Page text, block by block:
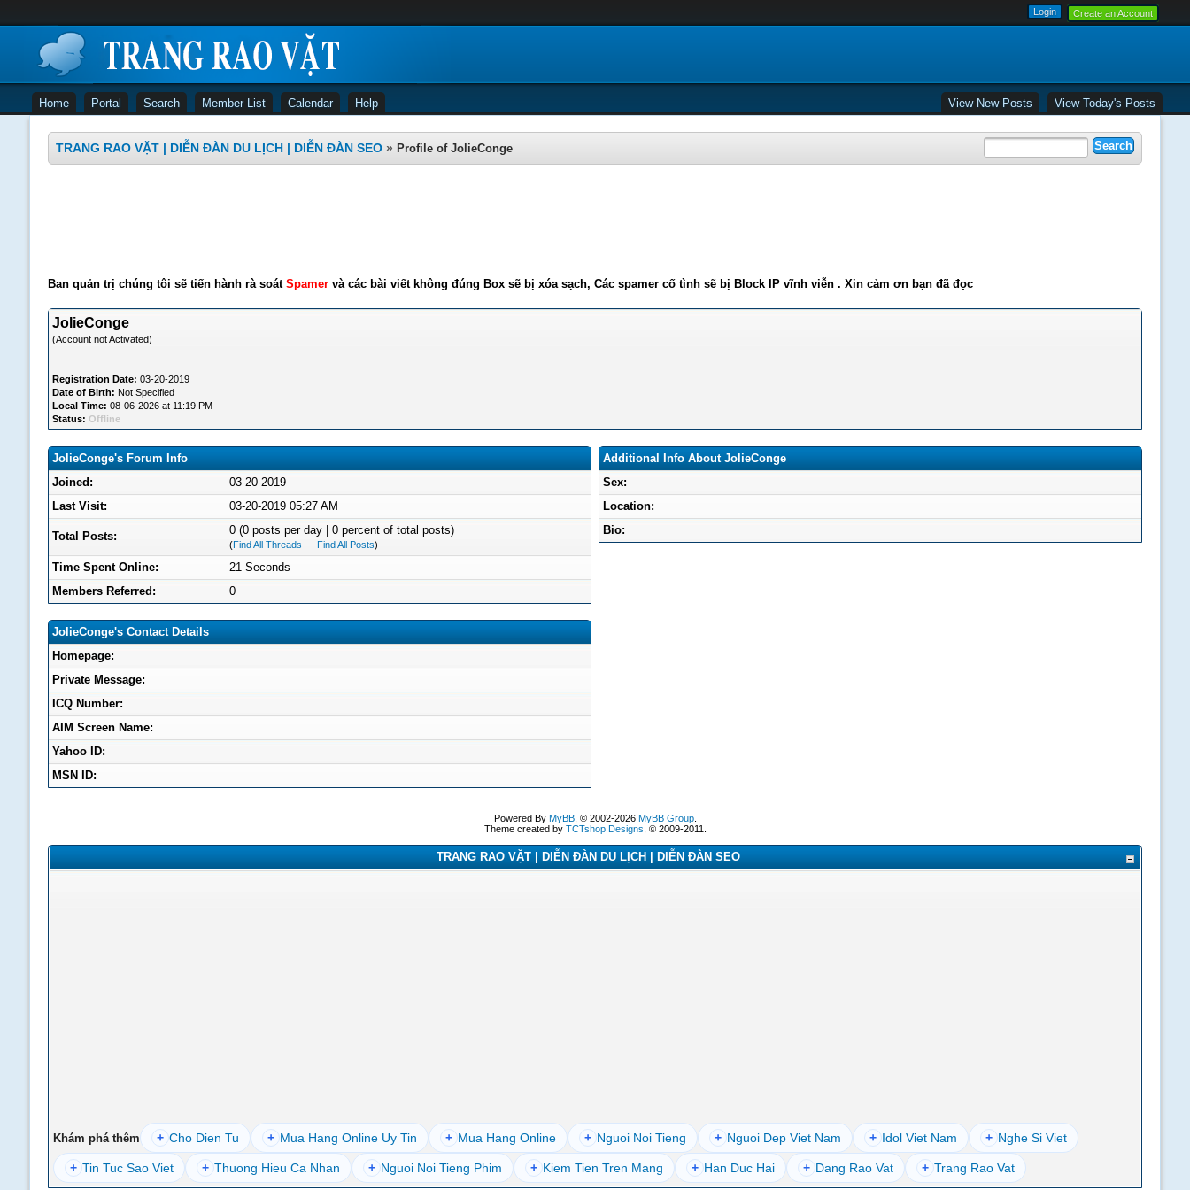
Create an Account
Home Portal Search Member List Calendar Help View New Posts View Today's Posts
TRANG RAO VẶT | DIỄN ĐÀN DU LỊCH | DIỄN ĐÀN SEO » Profile of JolieConge
Ban quản trị chúng tôi sẽ tiến hành rà soát Spamervà các bài viết không đúng Box sẽ bị xóa sạch, Các spamer cố tình sẽ bị Block IP vĩnh viễn . Xin cảm ơn bạn đã đọc
JolieConge
(Account not Activated)
Registration Date: 03-20-2019
Date of Birth: Not Specified
Local Time: 08-06-2026 at 11:19 PM
Status: Offline
JolieConge's Forum Info
Joined:
03-20-2019
Last Visit:
03-20-2019 05:27 AM
Total Posts: 0 (0 posts per day | 0 percent of total posts)
(Find All Threads — Find All Posts)
Time Spent Online:
21 Seconds
Members Referred:
0
JolieConge's Contact Details
Homepage:
Private Message:
ICQ Number:
AIM Screen Name:
Yahoo ID:
MSN ID:
Additional Info About JolieConge
Sex:
Location:
Bio:
Powered By MyBB, © 2002-2026 MyBB Group.
Theme created by TCTshop Designs , © 2009-2011.
TRANG RAO VẶT | DIỄN ĐÀN DU LỊCH | DIỄN ĐÀN SEO
Khám phá thêm + Cho Dien Tu + Mua Hang Online Uy Tin + Mua Hang Online + Nguoi Noi Tieng + Nguoi Dep Viet Nam + Idol Viet Nam + Nghe Si Viet
+ Tin Tuc Sao Viet + Thuong Hieu Ca Nhan + Nguoi Noi Tieng Phim + Kiem Tien Tren Mang + Han Duc Hai + Dang Rao Vat + Trang Rao Vat